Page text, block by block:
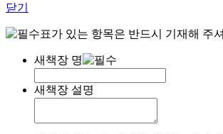
닫기
표가 있는 항목은 반드시 기재해 주
새책장 명
새책장 설명